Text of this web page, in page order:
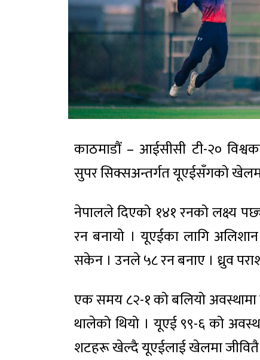
काठमाडौं – आईसीसी टी-२०
सुपर सिक्सअन्तर्गत यूएईसँगको
नेपालले दिएको १४१ रनको लक्ष्य
रन बनायो । यूएईका लागि
सकेन । उनले ५८ रन बनाए । ध्रुव
एक समय ८२-१ को बलियो
थालेको थियो । यूएई ९९-६ को
शटहरू खेल्दै यूएईलाई खेलमा जीवितै